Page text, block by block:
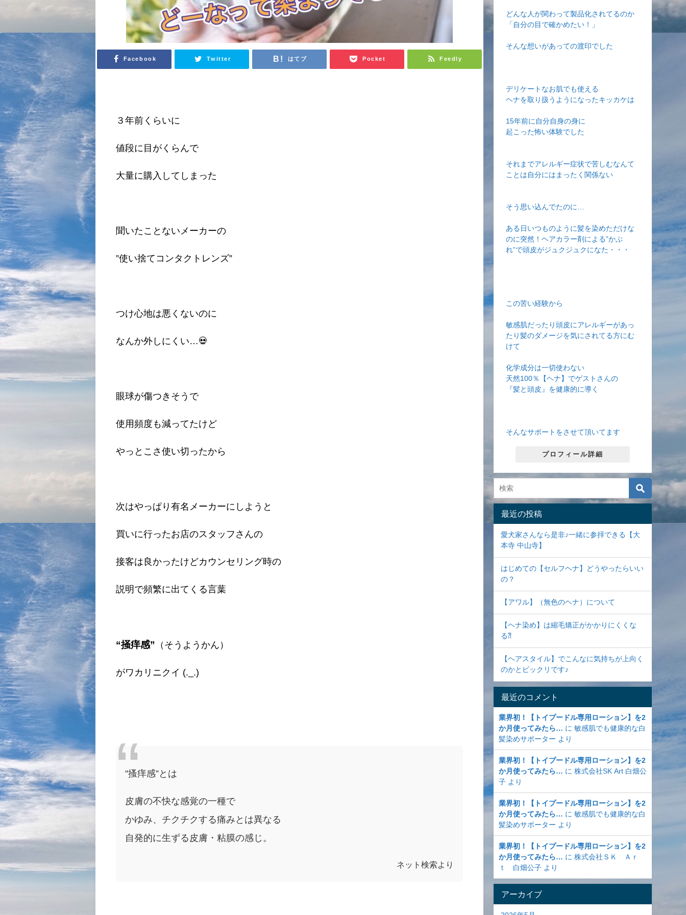
Facebook Twitter はてブ Pocket Feedly
３年前くらいに
値段に目がくらんで
大量に購入してしまった
聞いたことないメーカーの
”使い捨てコンタクトレンズ”
つけ心地は悪くないのに
なんか外しにくい…💀
眼球が傷つきそうで
使用頻度も減ってたけど
やっとこさ使い切ったから
次はやっぱり有名メーカーにしようと
買いに行ったお店のスタッフさんの
接客は良かったけどカウンセリング時の
説明で頻繁に出てくる言葉
“掻痒感” （そうようかん）
がワカリニクイ (._.)
"搔痒感”とは
皮膚の不快な感覚の一種で
かゆみ、チクチクする痛みとは異なる
自発的に生ずる皮膚・粘膜の感じ。
ネット検索より
どんな人が関わって製品化されてるのか
「自分の目で確かめたい！」
そんな想いがあっての渡印でした
デリケートなお肌でも使える
ヘナを取り扱うようになったキッカケは
15年前に自分自身の身に
起こった怖い体験でした
それまでアレルギー症状で苦しむなんて
ことは自分にはまったく関係ない
そう思い込んでたのに…
ある日いつものように髪を染めただけな
のに突然！ヘアカラー剤による”かぶ
れ”で頭皮がジュクジュクになた・・・
この苦い経験から
敏感肌だったり頭皮にアレルギーがあっ
たり髪のダメージを気にされてる方にむ
けて
化学成分は一切使わない
天然100％【ヘナ】でゲストさんの
『髪と頭皮』を健康的に導く
そんなサポートをさせて頂いてます
プロフィール詳細
最近の投稿
愛犬家さんなら是非♪一緒に参拝できる【大
本寺 中山寺】
はじめての【セルフヘナ】どうやったらいい
の？
【アワル】（無色のヘナ）について
【ヘナ染め】は縮毛矯正がかかりにくくな
る⁈
【ヘアスタイル】でこんなに気持ちが上向く
のかとビックリです♪
最近のコメント
業界初！【トイプードル専用ローション】を2
か月使ってみたら… に 敏感肌でも健康的な白
髪染めサポーター より
業界初！【トイプードル専用ローション】を2
か月使ってみたら… に 株式会社SK Art 白畑公
子より
業界初！【トイプードル専用ローション】を2
か月使ってみたら… に 敏感肌でも健康的な白
髪染めサポーター より
業界初！【トイプードル専用ローション】を2
か月使ってみたら… に 株式会社ＳＫ Ａｒ
ｔ 白畑公子より
アーカイブ